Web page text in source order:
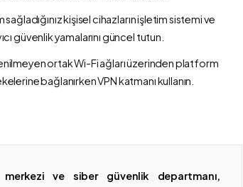
sağladığınız kişisel cihazların işletim sistemi ve
güvenlik yamalarını güncel tutun.
ortak Wi-Fi ağları üzerinden platform
bağlanırken VPN katmanı kullanın.
ve siber güvenlik departmanı,